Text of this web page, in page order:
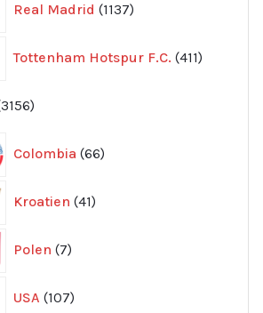
Real Madrid 1137
produkter
Tottenham Hotspur F.C. 411
produkter
3156
produkter
Colombia 66
produkter
Kroatien 41
produkter
Polen 7
produkter
USA 107
produkter